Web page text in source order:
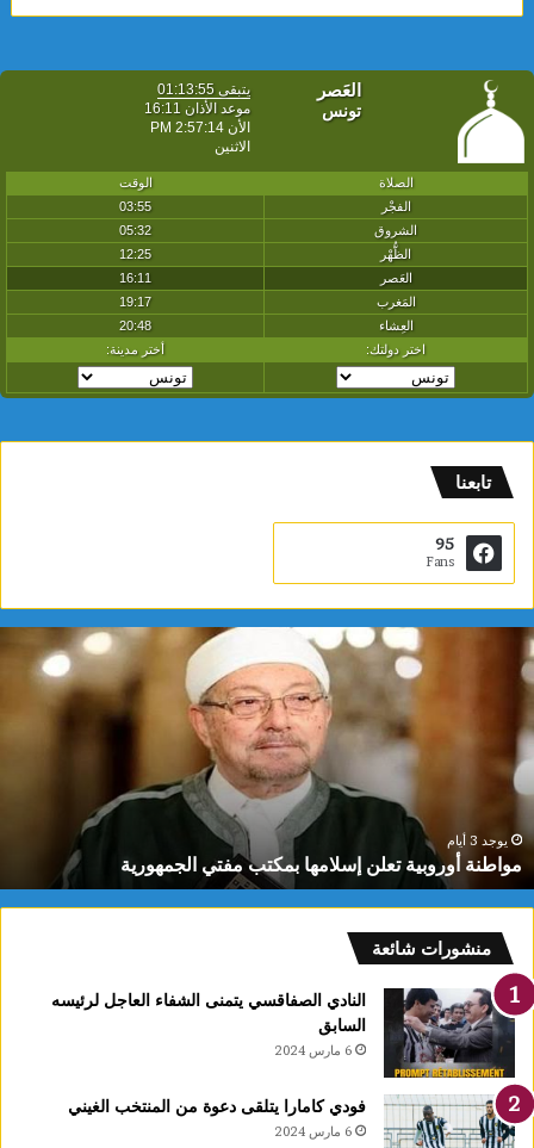
تابعنا
95
Fans
م
و
ا
ط
ن
ة
ر
ب
ي
ع
ل
س
ل
يوجد 3 أيام
مواطنة أوروبية تعلن إسلامها بمكتب مفتي الجمهورية
منشورات شائعة
النادي الصفاقسي يتمنى الشفاء العاجل لرئيسه
السابق
6 مارس 2024
فودي كامارا يتلقى دعوة من المنتخب الغيني
6 مارس 2024